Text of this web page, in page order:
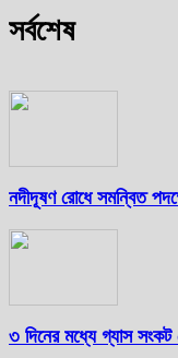
সর্বশেষ
নদীদূষণ রোধে সমন্বিত
৩ দিনের মধ্যে গ্যাস সংকট